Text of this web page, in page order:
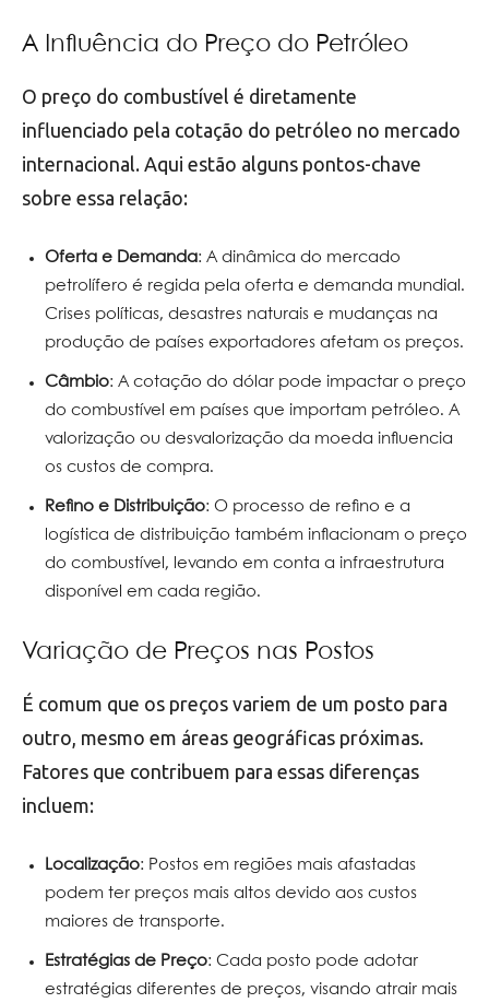
A Influência do Preço do Petróleo
O preço do combustível é diretamente
influenciado pela cotação do petróleo no mercado
internacional. Aqui estão alguns pontos-chave
sobre essa relação:
Oferta e Demanda: A dinâmica do mercado
petrolífero é regida pela oferta e demanda mundial.
Crises políticas, desastres naturais e mudanças na
produção de países exportadores afetam os preços.
Câmbio: A cotação do dólar pode impactar o preço
do combustível em países que importam petróleo. A
valorização ou desvalorização da moeda influencia
os custos de compra.
Refino e Distribuição: O processo de refino e a
logística de distribuição também inflacionam o preço
do combustível, levando em conta a infraestrutura
disponível em cada região.
Variação de Preços nas Postos
É comum que os preços variem de um posto para
outro, mesmo em áreas geográficas próximas.
Fatores que contribuem para essas diferenças
incluem:
Localização: Postos em regiões mais afastadas
podem ter preços mais altos devido aos custos
maiores de transporte.
Estratégias de Preço: Cada posto pode adotar
estratégias diferentes de preços, visando atrair mais